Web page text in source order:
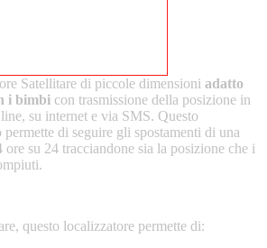
Satellitare di piccole dimensioni adatto
i bimbicon trasmissione della posizione in
su internet e via SMS. Questo
di seguire gli spostamenti di una
ore su 24 tracciandone sia la posizione che i
questo localizzatore permette di: